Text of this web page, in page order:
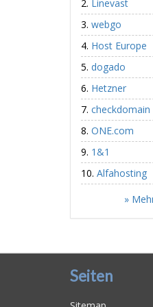
Linevast
webgo
Host Europe
dogado
Hetzner
checkdomain
ONE.com
1&1
Alfahosting
»
Seiten